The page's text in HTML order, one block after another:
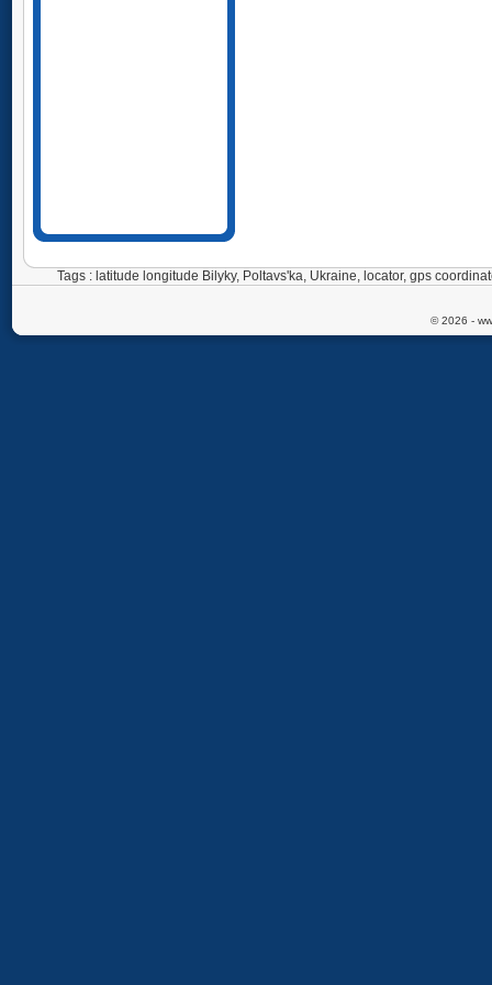
Tags : latitude longitude Bilyky, Poltavs'ka, Ukraine, locator, gps
© 2026 -